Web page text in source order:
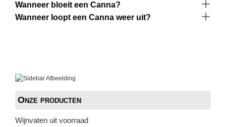
Wanneer bloeit een Canna?
Wanneer loopt een Canna weer uit?
Onze producten
Wijnvaten uit voorraad